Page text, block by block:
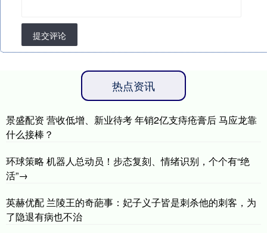
提交评论
热点资讯
景盛配资 营收低增、新业待考 年销2亿支痔疮膏后 马应龙靠
什么接棒？
环球策略 机器人总动员！步态复刻、情绪识别，个个有“绝
活”→
英赫优配 兰陵王的奇葩事：妃子义子皆是刺杀他的刺客，为
了隐退有病也不治